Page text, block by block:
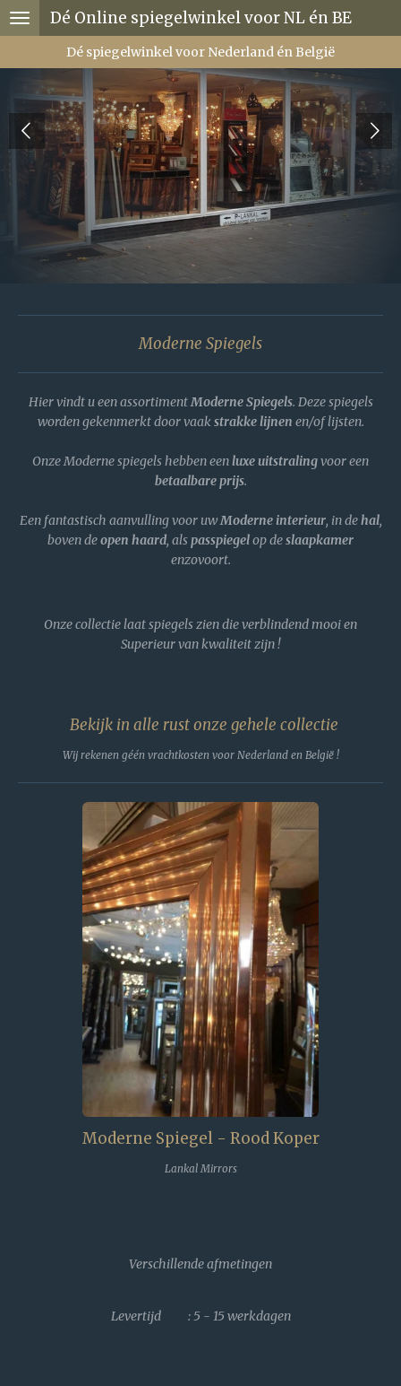
Ga
direct
hoofdinhoud
Dé Online spiegelwinkel voor NL én BE
Dé spiegelwinkel voor Nederland én België
Moderne Spiegels
Hier vindt u een assortimentModerneSpiegels. Deze spiegels
worden gekenmerkt door vaakstrakke lijnen en/of lijsten.
Onze Moderne spiegels hebben eenluxe uitstralingvoor een
betaalbare prijs.
Een fantastisch aanvulling voor uwModerne interieur, in dehal,
boven deopen haard, alspasspiegelop deslaapkamer
enzovoort.
Onze collectie laat spiegels zien die verblindend mooi en
Superieur van kwaliteit zijn !
Bekijk in alle rust onze gehele collectie
Wij rekenen géén vrachtkosten voor Nederland en België !
Moderne Spiegel - Rood Koper
Lankal Mirrors
Verschillende afmetingen
Levertijd : 5 - 15 werkdagen